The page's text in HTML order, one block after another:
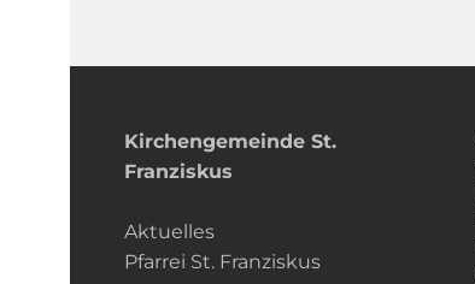
Kirchengemeinde­­ St.
Franziskus
Aktuelles
Pfarrei St. Franziskus